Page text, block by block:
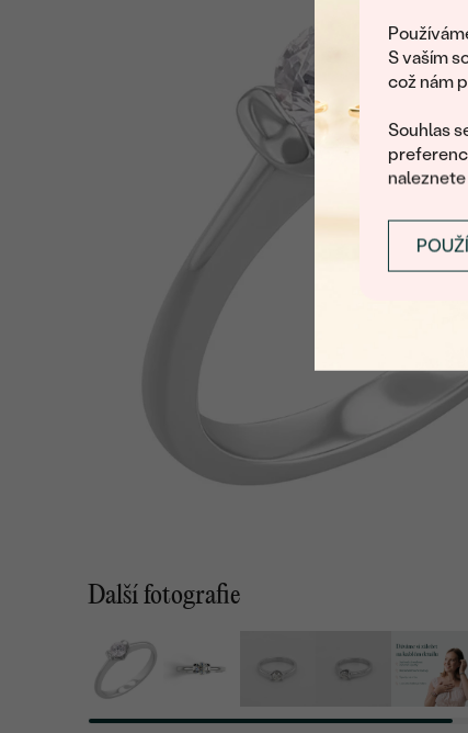
S vaším
což nám
Souhlas
Další fotografie